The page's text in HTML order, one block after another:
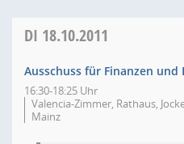
DI 18.10.2011
Ausschuss für Finanzen und
16:30-18:25 Uhr
Valencia-Zimmer, Rathaus,
Mainz